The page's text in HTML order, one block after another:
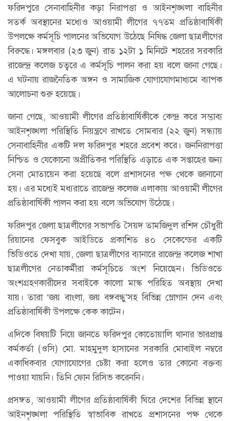
ফরিদপুরে সেনাবাহিনীর কড়া নিরাপত্তা ও আইনশৃঙ্খলা বাহিনীর
সতর্ক অবস্থানের মধ্যেও আওয়ামী লীগের ৭৭তম প্রতিষ্ঠাবার্ষিকী
উপলক্ষে কর্মসূচি পালনের অভিযোগ উঠেছে নিষিদ্ধ জেলা ছাত্রলীগের
বিরুদ্ধে। মঙ্গলবার (২৩ জুন) রাত ১২টা ১ মিনিটে শহরের সরকারি
রাজেন্দ্র কলেজ চত্বরে এ কর্মসূচি পালন করা হয় বলে জানা গেছে।
এ ঘটনায় রাজনৈতিক অঙ্গন ও সামাজিক যোগাযোগমাধ্যমে ব্যাপক
আলোচনা শুরু হয়েছে।
জানা গেছে, আওয়ামী লীগের প্রতিষ্ঠাবার্ষিকীকে কেন্দ্র করে সম্ভাব্য
আইনশৃঙ্খলা পরিস্থিতি নিয়ন্ত্রণে রাখতে সোমবার (২২ জুন) সন্ধ্যায়
সেনাবাহিনীর একটি দল ফরিদপুর শহরে প্রবেশ করে। জননিরাপত্তা
নিশ্চিত ও যেকোনো অপ্রীতিকর পরিস্থিতি এড়াতে এক সপ্তাহের জন্য
সেনা মোতায়েন করা হয়েছে বলে প্রশাসনের পক্ষ থেকে জানানো
হয়। এর মধ্যেই মধ্যরাতে রাজেন্দ্র কলেজ এলাকায় আওয়ামী লীগের
প্রতিষ্ঠাবার্ষিকী পালন করা হয় বলে অভিযোগ উঠেছে।
ফরিদপুর জেলা ছাত্রলীগের সভাপতি সৈয়দ তামজিদুল রশিদ চৌধুরী
রিয়ানের ফেসবুক আইডিতে প্রকাশিত ৪০ সেকেন্ডের একটি
ভিডিওতে দেখা যায়, জেলা ছাত্রলীগের ব্যানারে রাজেন্দ্র কলেজ শাখা
ছাত্রলীগের নেতাকর্মীরা কর্মসূচিতে অংশ নিয়েছেন। ভিডিওতে
অংশগ্রহণকারীদের সবাইকে কালো মাস্ক পরিহিত অবস্থায় দেখা
যায়। তারা ‘জয় বাংলা, জয় বঙ্গবন্ধু’সহ বিভিন্ন স্লোগান দেন এবং
প্রতিষ্ঠাবার্ষিকী উপলক্ষে কেক কাটেন।
এদিকে বিষয়টি নিয়ে জানতে ফরিদপুর কোতোয়ালি থানার ভারপ্রাপ্ত
কর্মকর্তা (ওসি) মো. মাহমুদুল হাসানের সরকারি মোবাইল নম্বরে
একাধিকবার যোগাযোগের চেষ্টা করা হলেও তার কোনো বক্তব্য
পাওয়া যায়নি। তিনি ফোন রিসিভ করেননি।
প্রসঙ্গত, আওয়ামী লীগের প্রতিষ্ঠাবার্ষিকী ঘিরে দেশের বিভিন্ন স্থানে
আইনশৃঙ্খলা পরিস্থিতি স্বাভাবিক রাখতে প্রশাসনের পক্ষ থেকে